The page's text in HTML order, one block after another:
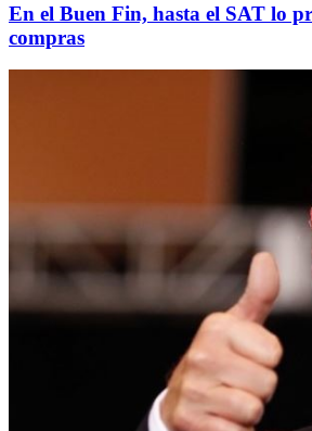
En el Buen Fin, hasta el SAT lo
compras